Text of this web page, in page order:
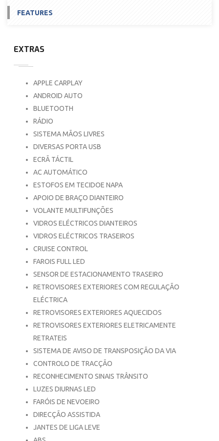
FEATURES
EXTRAS
APPLE CARPLAY
ANDROID AUTO
BLUETOOTH
RÁDIO
SISTEMA MÃOS LIVRES
DIVERSAS PORTA USB
ECRÃ TÁCTIL
AC AUTOMÁTICO
ESTOFOS EM TECIDOE NAPA
APOIO DE BRAÇO DIANTEIRO
VOLANTE MULTIFUNÇÕES
VIDROS ELÉCTRICOS DIANTEIROS
VIDROS ELÉCTRICOS TRASEIROS
CRUISE CONTROL
FAROIS FULL LED
SENSOR DE ESTACIONAMENTO TRASEIRO
RETROVISORES EXTERIORES COM REGULAÇÃO
ELÉCTRICA
RETROVISORES EXTERIORES AQUECIDOS
RETROVISORES EXTERIORES ELETRICAMENTE
RETRATEIS
SISTEMA DE AVISO DE TRANSPOSIÇÃO DA VIA
CONTROLO DE TRACÇÃO
RECONHECIMENTO SINAIS TRÂNSITO
LUZES DIURNAS LED
FARÓIS DE NEVOEIRO
DIRECÇÃO ASSISTIDA
JANTES DE LIGA LEVE